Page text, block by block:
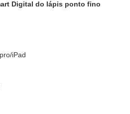
Digital do lápis ponto fino
iPad